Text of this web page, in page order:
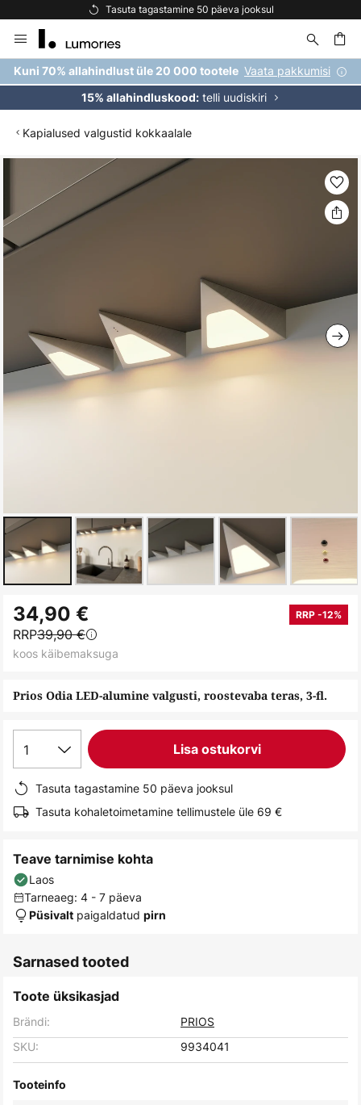
Tasuta tagastamine 50 päeva jooksul
to
Content
Kuni 70% allahindlust üle 20 000 tootele Vaata pakkumisi
15% allahindluskood:telli uudiskiri
Kapialused valgustid kokkaalale
end
of
to
the
beginning
the
Prios Odia LED-alumine valgusti, roostevaba teras, 3-fl.
34,90 € RRP -12%
RRP39,90 €
koos käibemaksuga
1 Lisa ostukorvi
Tasuta tagastamine 50 päeva jooksul
Tasuta kohaletoimetamine tellimustele üle 69 €
Teave tarnimise kohta
Laos
Tarneaeg: 4 - 7 päeva
Püsivalt paigaldatud pirn
Sarnased tooted
Toote üksikasjad
Brändi:
PRIOS
SKU:
9934041
Tooteinfo